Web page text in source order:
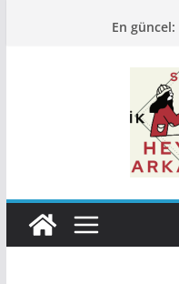
En güncel: